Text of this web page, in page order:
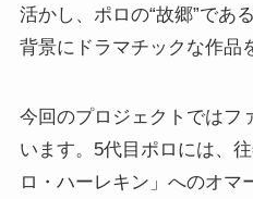
活かし、ポロの“故郷”であ
背景にドラマチックな作品
今回のプロジェクトではフ
います。5代目ポロには、
ロ・ハーレキン」へのオマ